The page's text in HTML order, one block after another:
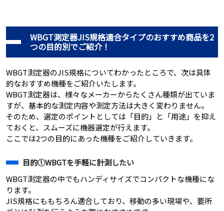
WBGT測定器JIS規格適合タイプのおすすめ商品を2
つの目的別でご紹介！
WBGT測定器のJIS規格についてわかったところで、次は具体
的なおすすめ機種をご紹介いたします。
WBGT測定器は、様々なメーカーからたくさん種類が出ていま
すが、基本的な測定内容や測定方法は大きく変わりません。
そのため、選定のポイントとしては「目的」と「用途」を抑え
ておくと、スムーズに機器選定が行えます。
ここでは2つの目的にあった機種をご紹介していきます。
目的①WBGTを手軽に計測したい
WBGT測定器の中でもハンディサイズでコンパクトな機種にな
ります。
JIS規格にももちろん適合しており、移動の多い現場や、要所